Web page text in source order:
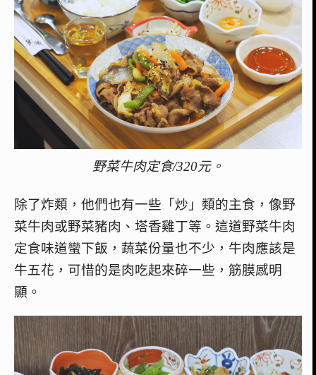
野菜牛肉定食/320元。
除了炸類，他們也有一些「炒」類的主食，像野
菜牛肉或野菜豬肉、塔香雞丁等。這道野菜牛肉
定食味道蠻下飯，蔬菜份量也不少，牛肉應該是
牛五花，可惜的是肉吃起來碎一些，筋膜感明
顯。